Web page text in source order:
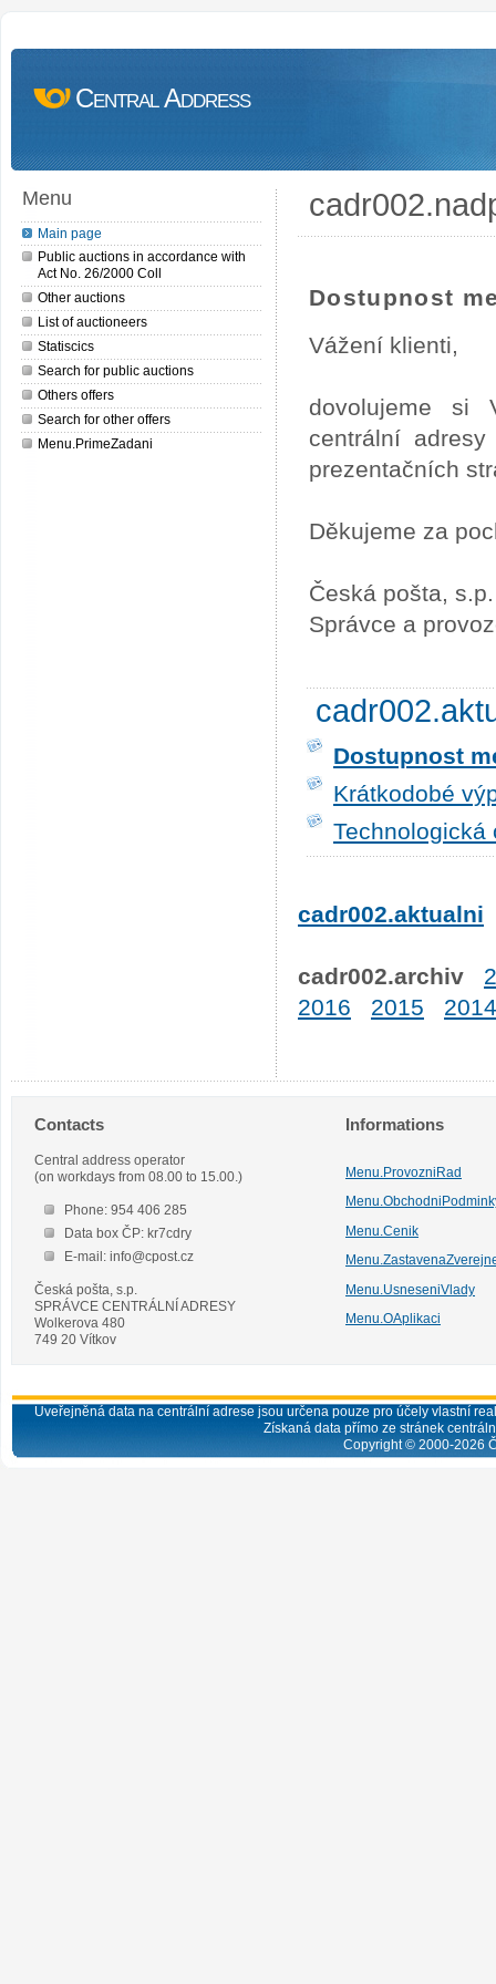
Central Address
Menu
Main page
Public auctions in accordance with
Act No. 26/2000 Coll
Other auctions
List of auctioneers
Statiscics
Search for public auctions
Others offers
Search for other offers
Menu.PrimeZadani
Dostupnost
Vážení klienti,
dovolujeme si
centrální
prezentačních
Děkujeme za
Česká pošta, s.p.
Správce a
Dostupnost
Krátkodobé
Technologická
cadr002.aktualni
cadr002.archiv
2016
2015 2014
Contacts
Central address operator
(on workdays from 08.00 to 15.00.)
Phone: 954 406 285
Data box ČP: kr7cdry
E-mail: info@cpost.cz
Česká pošta, s.p.
SPRÁVCE CENTRÁLNÍ ADRESY
Wolkerova 480
749 20 Vítkov
Informations
Menu.ProvozniRad
Menu.Cenik
Menu.UsneseniVlady
Menu.OAplikaci
Uveřejněná data na centrální adrese jsou určena pouze pro účely vlastní
Získaná data přímo ze stránek
Copyright © 2000-2026